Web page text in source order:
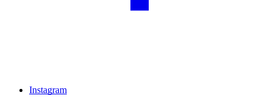
Instagram